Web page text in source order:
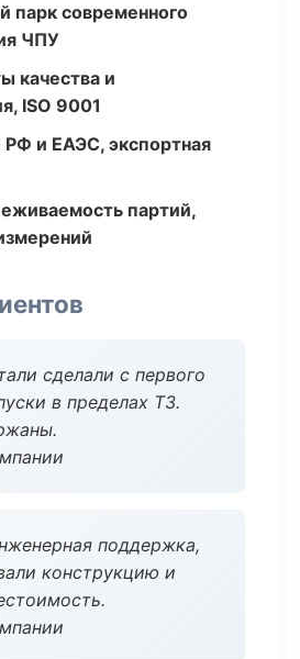
парк современного
ЧПУ
качества и
ISO 9001
РФ и ЕАЭС, экспортная
партий,
сделали с первого
в пределах ТЗ.
поддержка,
конструкцию и